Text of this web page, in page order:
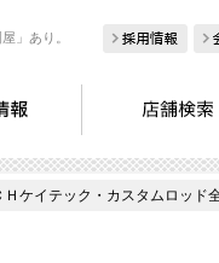
」あり。
Ｈケイテック・カスタムロッド